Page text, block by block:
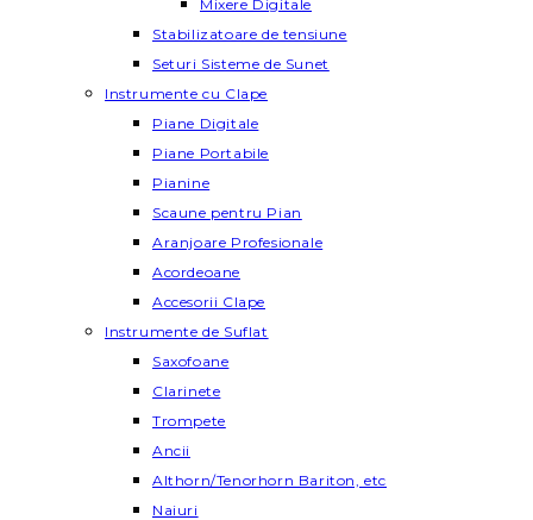
Mixere Digitale
Stabilizatoare de tensiune
Seturi Sisteme de Sunet
Instrumente cu Clape
Piane Digitale
Piane Portabile
Pianine
Scaune pentru Pian
Aranjoare Profesionale
Acordeoane
Accesorii Clape
Instrumente de Suflat
Saxofoane
Clarinete
Trompete
Ancii
Althorn/Tenorhorn Bariton, etc
Naiuri